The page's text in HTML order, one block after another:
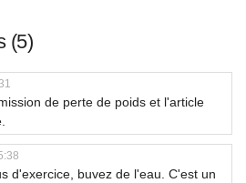
(5)
de perte de poids et l'article
d'exercice, buvez de l'eau. C'est un